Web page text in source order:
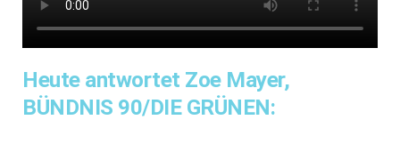
Heute antwortet Zoe Mayer,
BÜNDNIS 90/DIE GRÜNEN: